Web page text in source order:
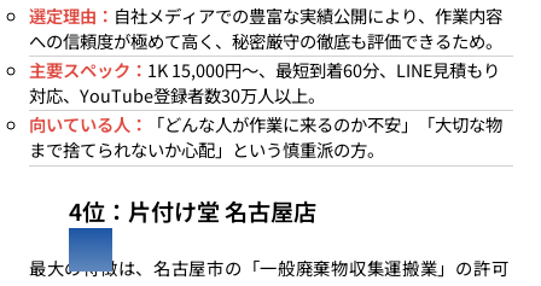
選定理由： 自社メディアでの豊富な実績公開により、作業内容
への信頼度が極めて高く、秘密厳守の徹底も評価できるため。
主要スペック： 1K 15,000円〜、最短到着60分、LINE見積もり
対応、YouTube登録者数30万人以上。
向いている人：
「どんな人が作業に来るのか不安」「大切な物
まで捨てられないか心配」という慎重派の方。
4位：片付け堂 名古屋店
最大の特徴は、名古屋市の「一般廃棄物収集運搬業」の許可